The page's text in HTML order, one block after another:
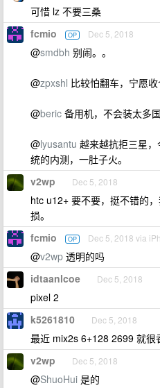
可惜 lz 不要三桑
fcmio OP Dec 5, 2018
@smdbh 别闹。。
@zpxshl 比较怕翻车，宁愿收
@beric 备用机，不会装太多
@lyusantu 越来越抗拒三星
统的内测，一肚子火。
v2wp Dec 5, 2018
htc u12+ 要不要，挺不错的
损。
fcmio OP Dec 5, 2018 via
@v2wp 透明的吗
idtaanlcoe Dec 5, 2018
pixel 2
k5261810 Dec 5, 2018
最近 mix2s 6+128 2699 就很
v2wp Dec 5, 2018
@ShuoHui 是的